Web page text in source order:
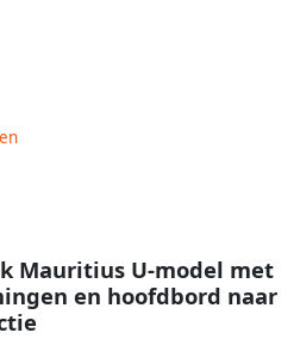
Mauritius U-model met
en hoofdbord naar